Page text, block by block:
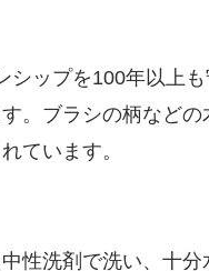
ップを100年以上
。ブラシの柄など
ています。
性洗剤で洗い、十分